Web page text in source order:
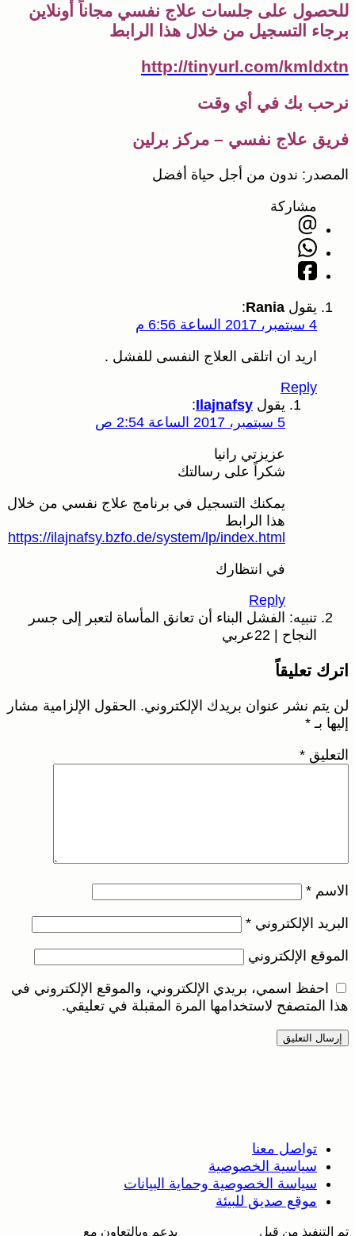
للحصول على جلسات علاج نفسي مجاناً أونلاين
برجاء التسجيل من خلال هذا الرابط
http://tinyurl.com/kmldxtn
نرحب بك في أي وقت
فريق علاج نفسي – مركز برلين
المصدر: ندون من أجل حياة أفضل
مشاركة
يقول Rania
:
4 سبتمبر، 2017 الساعة 6:56 م
اريد ان اتلقى العلاج النفسى للفشل .
Reply
يقول Ilajnafsy
:
5 سبتمبر، 2017 الساعة 2:54 ص
عزيزتي رانيا
شكراً على رسالتك
يمكنك التسجيل في برنامج علاج نفسي من خلال
هذا الرابط
https://ilajnafsy.bzfo.de/system/lp/index.html
في انتظارك
Reply
تنبيه: الفشل البناء أن تعانق المأساة لتعبر إلى جسر
النجاح | 22عربي
اترك تعليقاً
لن يتم نشر عنوان بريدك الإلكتروني. الحقول الإلزامية مشار
إليها بـ *
التعليق *
الاسم *
البريد الإلكتروني *
الموقع الإلكتروني
احفظ اسمي، بريدي الإلكتروني، والموقع الإلكتروني في
هذا المتصفح لاستخدامها المرة المقبلة في تعليقي.
تواصل معنا
سياسية الخصوصية
سياسة الخصوصية وحماية البيانات
موقع صديق للبيئة
تم التنفيذ من قبل بدعم وبالتعاون مع